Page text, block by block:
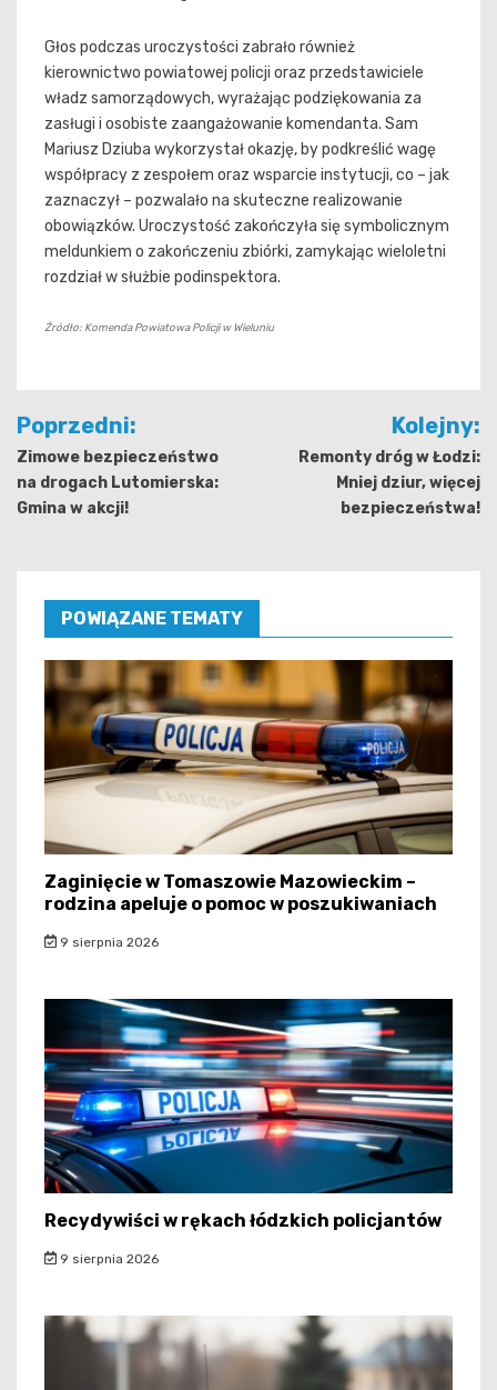
Głos podczas uroczystości zabrało również
kierownictwo powiatowej policji oraz przedstawiciele
władz samorządowych, wyrażając podziękowania za
zasługi i osobiste zaangażowanie komendanta. Sam
Mariusz Dziuba wykorzystał okazję, by podkreślić wagę
współpracy z zespołem oraz wsparcie instytucji, co – jak
zaznaczył – pozwalało na skuteczne realizowanie
obowiązków. Uroczystość zakończyła się symbolicznym
meldunkiem o zakończeniu zbiórki, zamykając wieloletni
rozdział w służbie podinspektora.
Źródło: Komenda Powiatowa Policji w Wieluniu
Nawigacja
wpisu
Poprzedni:
Zimowe bezpieczeństwo
na drogach Lutomierska:
Gmina w akcji!
Kolejny:
Remonty dróg w Łodzi:
Mniej dziur, więcej
bezpieczeństwa!
POWIĄZANE TEMATY
Zaginięcie w Tomaszowie Mazowieckim –
rodzina apeluje o pomoc w poszukiwaniach
9 sierpnia 2026
Recydywiści w rękach łódzkich policjantów
9 sierpnia 2026